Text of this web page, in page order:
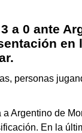
a 0 ante
en
Argentino de
En la